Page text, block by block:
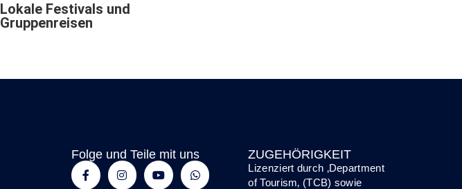
Lokale Festivals und
Gruppenreisen
Folge und Teile mit uns ZUGEHÖRIGKEIT
Lizenziert durch ‚Department
of Tourism‚ (TCB) sowie